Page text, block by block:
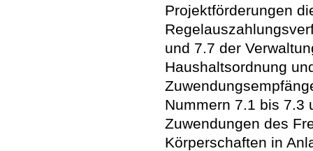
Projektförderungen
und 7.7 der
Haushaltsordnung
Nummern 7.1 bis 7.3
Zuwendungen des
Körperschaften in